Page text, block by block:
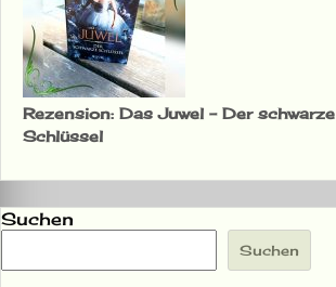
Rezension: Das Juwel – Der schwarze
Schlüssel
Suchen
Suchen